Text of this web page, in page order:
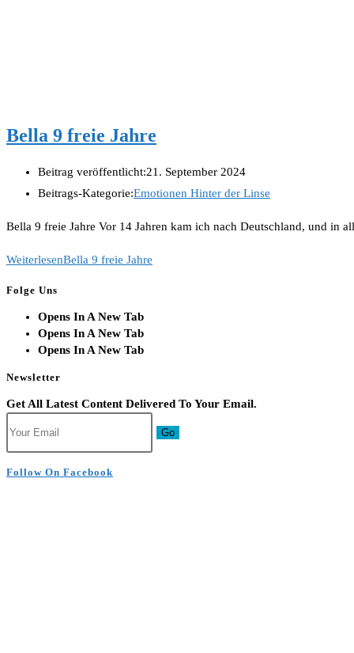
Bella 9 freie Jahre
Beitrag veröffentlicht:21. September 2024
Beitrags-Kategorie:Emotionen Hinter der Linse
Bella 9 freie Jahre Vor 14 Jahren kam ich nach Deutschland, und in
WeiterlesenBella 9 freie Jahre
Folge Uns
Opens In A New Tab
Opens In A New Tab
Opens In A New Tab
Newsletter
Get All Latest Content Delivered To Your Email.
Go
Follow On Facebook